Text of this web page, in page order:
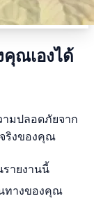
คุณเองได้
ามปลอดภัยจาก
ริงของคุณ
ายงานนี้
ทางของคุณ